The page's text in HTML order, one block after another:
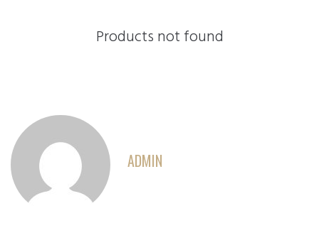
Products not found
ADMIN